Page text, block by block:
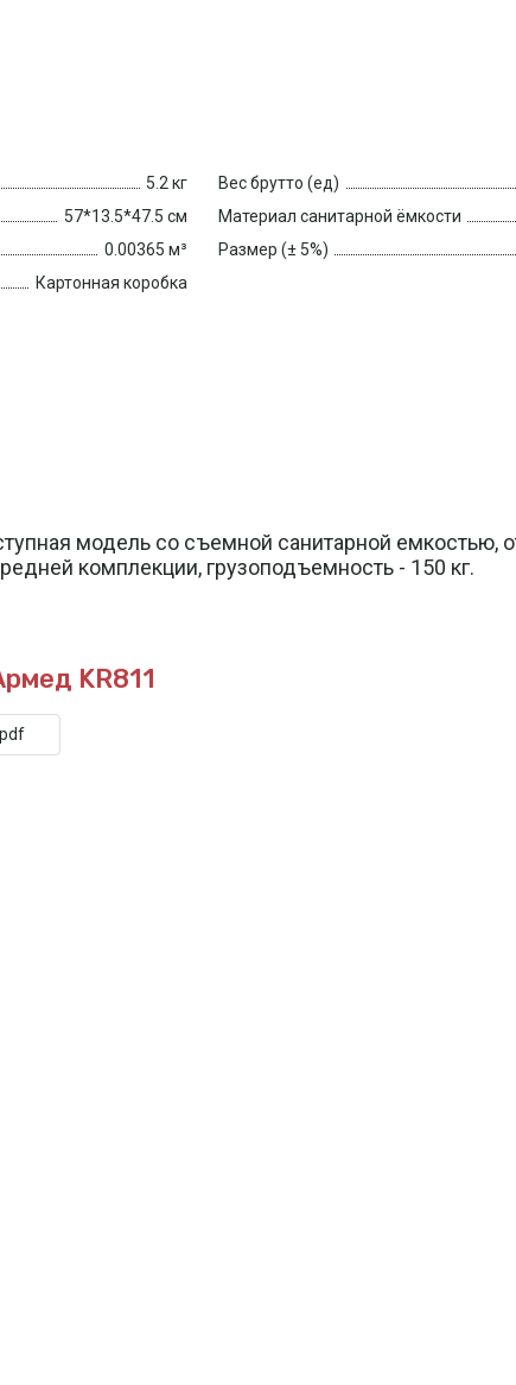
5.2 кг
57*13.5*47.5 см
0.00365 м³
Картонная коробка
Вес брутто (ед)
Материал санитарной ёмкости
Размер (± 5%)
модель со съемной санитарной
комплекции, грузоподъемность - 150 кг.
KR811